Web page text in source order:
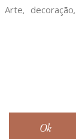
Arte, decoração,
Ok